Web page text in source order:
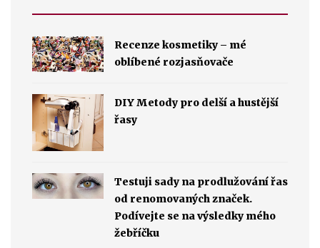
Recenze kosmetiky – mé
oblíbené rozjasňovače
DIY Metody pro delší a hustější
řasy
Testuji sady na prodlužování řas
od renomovaných značek.
Podívejte se na výsledky mého
žebříčku